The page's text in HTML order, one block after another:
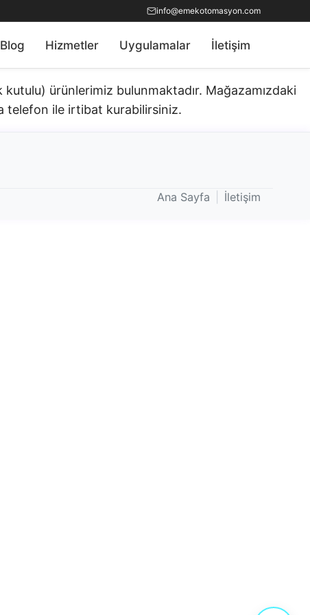
info@emekotomasyon.com
Blog Hizmetler Uygulamalar İletişim
kutulu) ürünlerimiz bulunmaktadır.​ Mağazamızdaki
telefon ile irtibat kurabilirsiniz.
Ana Sayfa İletişim